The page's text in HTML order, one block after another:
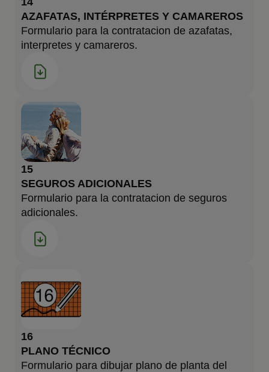
AZAFATAS, INTÉRPRETES Y CAMAREROS
Formulario para la contratacion de azafatas,
interpretes y camareros.
15
SEGUROS ADICIONALES
Formulario para la contratacion de seguros
adicionales.
16
PLANO TÉCNICO
Formulario para dibujar plano de planta del